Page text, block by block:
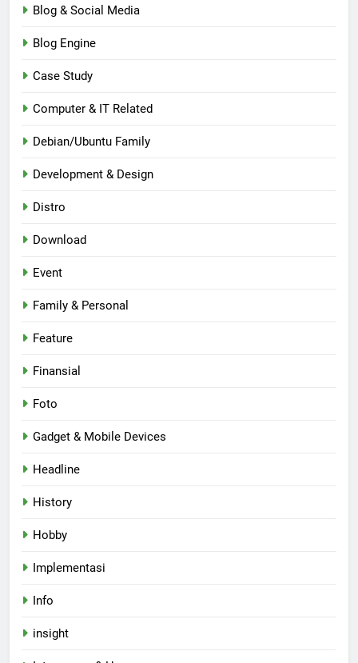
Blog & Social Media
Blog Engine
Case Study
Computer & IT Related
Debian/Ubuntu Family
Development & Design
Distro
Download
Event
Family & Personal
Feature
Finansial
Foto
Gadget & Mobile Devices
Headline
History
Hobby
Implementasi
Info
insight